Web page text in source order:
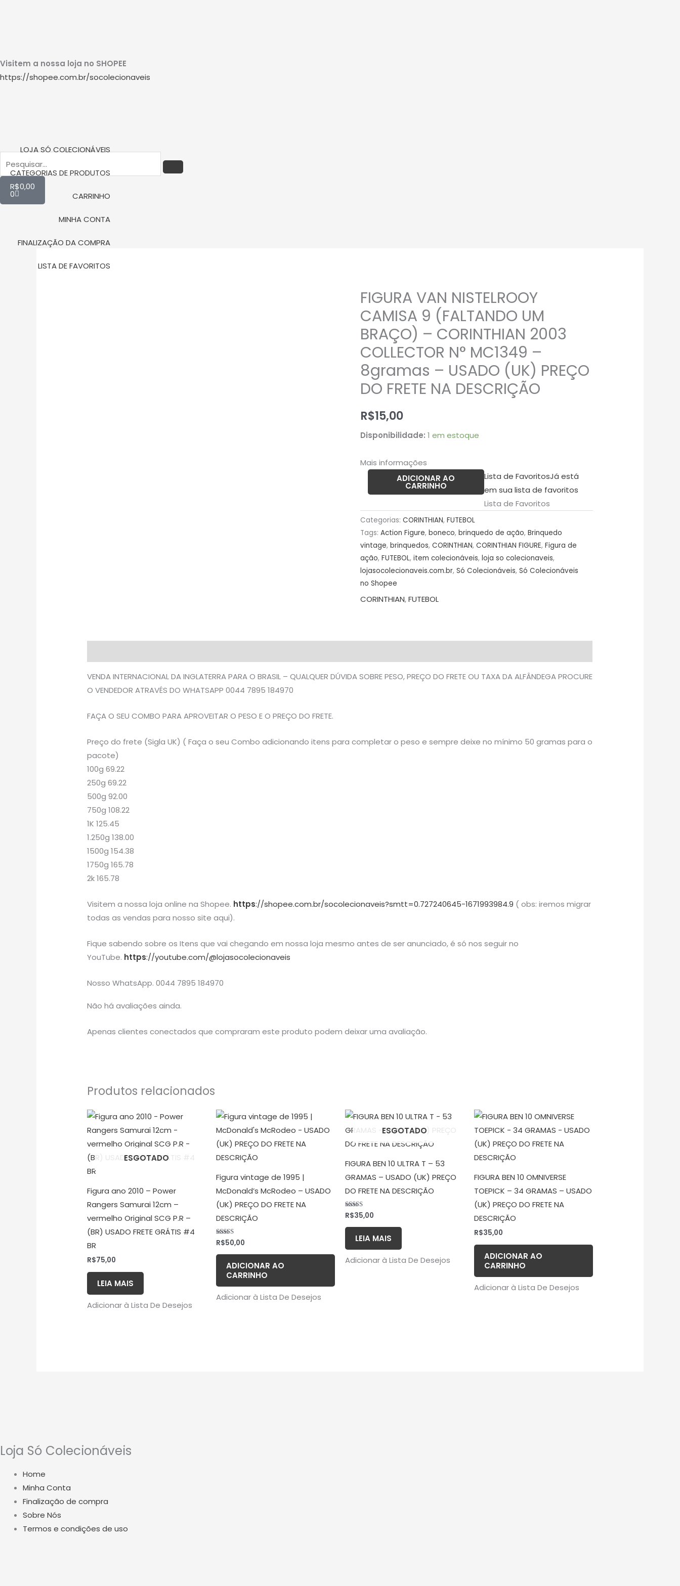
h
a
a
p
p
s
g
r
a
m
o
u
b
e
Visitem a nossa loja no SHOPEE
https://shopee.com.br/socolecionaveis
LOJA SÓ COLECIONÁVEIS
CATEGORIAS DE PRODUTOS
CARRINHO
MINHA CONTA
FINALIZAÇÃO DA COMPRA
LISTA DE FAVORITOS
R$0,00
0
Carrinho
FIGURA VAN NISTELROOY
CAMISA 9 (FALTANDO UM
BRAÇO) – CORINTHIAN 2003
COLLECTOR N° MC1349 –
8gramas – USADO (UK) PREÇO
DO FRETE NA DESCRIÇÃO
R$15,00
Disponibilidade: 1 em estoque
Mais informações
FIGURA
VAN
NISTELROOY
CAMISA
9
(FALTANDO
UM
BRAÇO)
CORINTHIAN
2003
N°
MC1349
–
USADO
(UK)
PREÇO
DO
FRETE
NA
ADICIONAR AO
CARRINHO
Lista de FavoritosJá está
em sua lista de favoritos
Lista de Favoritos
Categorias: CORINTHIAN, FUTEBOL
Tags: Action Figure, boneco, brinquedo de ação, Brinquedo
vintage, brinquedos, CORINTHIAN, CORINTHIAN FIGURE, Figura de
ação, FUTEBOL, item colecionáveis, loja so colecionaveis,
lojasocolecionaveis.com.br, Só Colecionáveis, Só Colecionáveis
no Shopee
CORINTHIAN,FUTEBOL
VENDA INTERNACIONAL DA INGLATERRA PARA O BRASIL – QUALQUER DÚVIDA SOBRE PESO, PREÇO DO FRETE OU TAXA DA ALFÂNDEGA PROCURE
O VENDEDOR ATRAVÉS DO WHATSAPP 0044 7895 184970
FAÇA O SEU COMBO PARA APROVEITAR O PESO E O PREÇO DO FRETE.
Preço do frete (Sigla UK) ( Faça o seu Combo adicionando itens para completar o peso e sempre deixe no mínimo 50 gramas para o
pacote)
100g 69.22
250g 69.22
500g 92.00
750g 108.22
1K 125.45
1.250g 138.00
1500g 154.38
1750g 165.78
2k 165.78
Visitem a nossa loja online na Shopee. https://shopee.com.br/socolecionaveis?smtt=0.727240645-1671993984.9 ( obs: iremos migrar
todas as vendas para nosso site aqui).
Fique sabendo sobre os Itens que vai chegando em nossa loja mesmo antes de ser anunciado, é só nos seguir no
YouTube. https://youtube.com/@lojasocolecionaveis
Nosso WhatsApp. 0044 7895 184970
Não há avaliações ainda.
Apenas clientes conectados que compraram este produto podem deixar uma avaliação.
Produtos relacionados
ESGOTADO
Figura ano 2010 – Power
Rangers Samurai 12cm –
vermelho Original SCG P.R –
(BR) USADO FRETE GRÁTIS #4
BR
R$75,00
LEIA MAIS
Adicionar à Lista De Desejos
Figura vintage de 1995 |
McDonald’s McRodeo – USADO
(UK) PREÇO DO FRETE NA
DESCRIÇÃO
Avaliação
5.00
de 5
R$50,00
ADICIONAR AO
CARRINHO
Adicionar à Lista De Desejos
ESGOTADO
FIGURA BEN 10 ULTRA T – 53
GRAMAS – USADO (UK) PREÇO
DO FRETE NA DESCRIÇÃO
Avaliação
5.00
de 5
R$35,00
LEIA MAIS
Adicionar à Lista De Desejos
FIGURA BEN 10 OMNIVERSE
TOEPICK – 34 GRAMAS – USADO
(UK) PREÇO DO FRETE NA
DESCRIÇÃO
R$35,00
ADICIONAR AO
CARRINHO
Adicionar à Lista De Desejos
Loja Só Colecionáveis
Home
Minha Conta
Finalização de compra
Sobre Nós
Termos e condições de uso